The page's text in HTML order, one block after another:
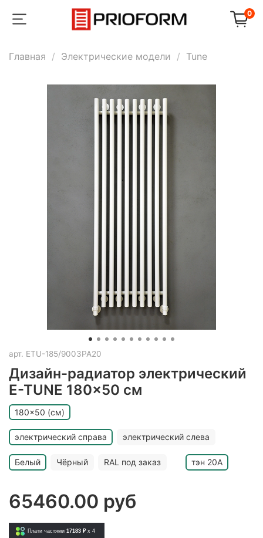
0
Главная Электрические модели Tune
арт. ETU-185/9003PA20
Дизайн-радиатор электрический
E-TUNE 180x50 см
180x50 (см)
электрический справа электрический слева
Белый Чёрный RAL под заказ тэн 20A
65460.00 руб
Плати частями 17183 ₽ x 4